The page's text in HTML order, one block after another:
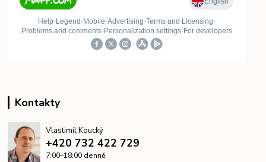
Kontakty
Vlastimil Koucký
+420 732 422 729
7:00–18:00 denně